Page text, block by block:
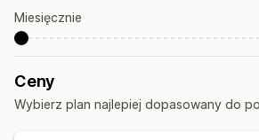
Generowanie treści przy pomocy AI
Szablony instrukcji
Automatyczne aktualizacje
Miesięcznie
Ceny
Wybierz plan najlepiej dopasowany do